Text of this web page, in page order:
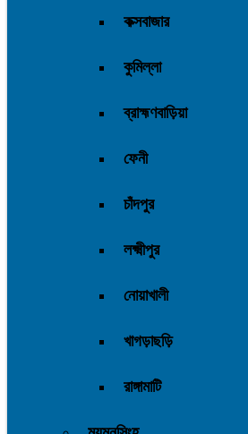
কক্সবাজার
কুমিল্লা
ব্রাহ্মণবাড়িয়া
ফেনী
চাঁদপুর
লক্ষ্মীপুর
নোয়াখালী
খাগড়াছড়ি
রাঙ্গামাটি